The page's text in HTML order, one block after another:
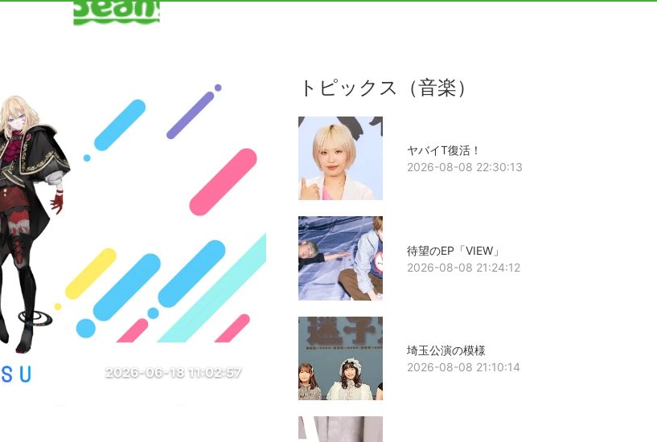
2026-06-18 11:02:57
トピックス（音楽）
ヤバイT復活！
2026-08-08 22:30:13
待望のEP「VIEW」
2026-08-08 21:24:12
埼玉公演の模様
2026-08-08 21:10:14